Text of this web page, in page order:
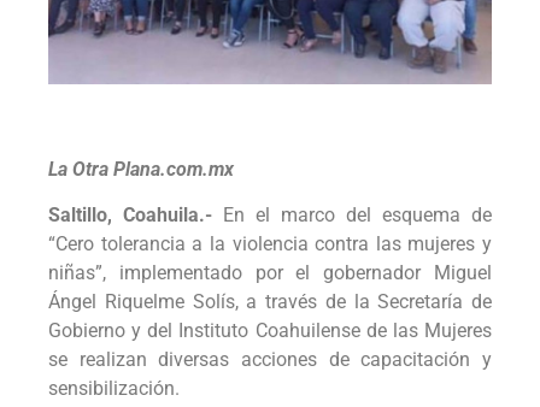
La Otra Plana.com.mx
Saltillo, Coahuila.- En el marco del esquema de
“Cero tolerancia a la violencia contra las mujeres y
niñas”, implementado por el gobernador Miguel
Ángel Riquelme Solís, a través de la Secretaría de
Gobierno y del Instituto Coahuilense de las Mujeres
se realizan diversas acciones de capacitación y
sensibilización.